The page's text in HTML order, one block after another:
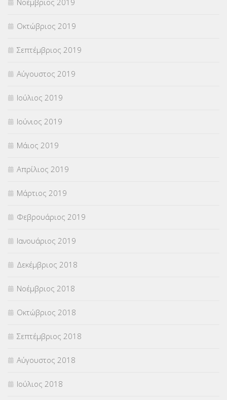
Οκτώβριος 2019
Σεπτέμβριος 2019
Αύγουστος 2019
Ιούλιος 2019
Ιούνιος 2019
Μάιος 2019
Απρίλιος 2019
Μάρτιος 2019
Φεβρουάριος 2019
Ιανουάριος 2019
Δεκέμβριος 2018
Νοέμβριος 2018
Οκτώβριος 2018
Σεπτέμβριος 2018
Αύγουστος 2018
Ιούλιος 2018